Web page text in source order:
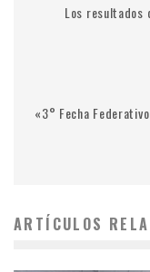
Los
«3° Fecha
ARTÍCULOS